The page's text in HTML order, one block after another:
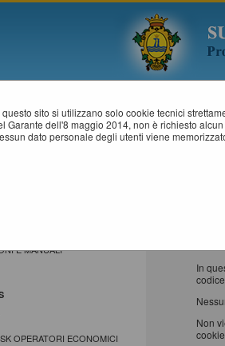
»Informazioni»Cookies
questo sito si utilizzano solo cookie tecnici
Garante dell'8 maggio 2014, non è richiesto
dato personale degli utenti viene
OPERATORE
E MANUALI
OPERATORI ECONOMICI
Un
I
In
Non